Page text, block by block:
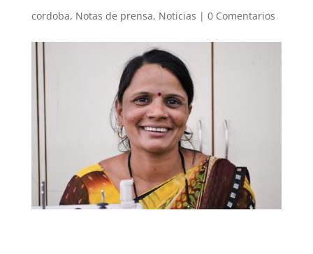
cordoba, Notas de prensa, Noticias | 0 Comentarios